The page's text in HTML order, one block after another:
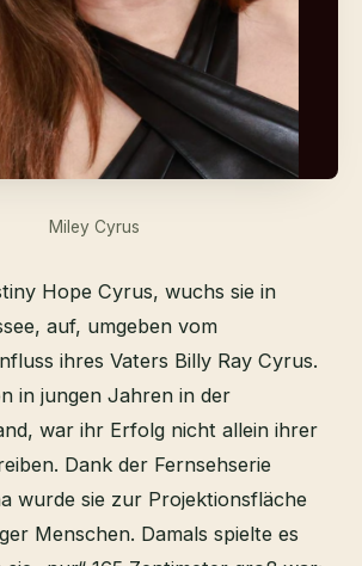
Miley Cyrus
Hope Cyrus, wuchs sie in
auf, umgeben vom
ihres Vaters Billy Ray Cyrus.
in jungen Jahren in der
war ihr Erfolg nicht allein ihrer
Dank der Fernsehserie
wurde sie zur Projektionsfläche
Menschen. Damals spielte es